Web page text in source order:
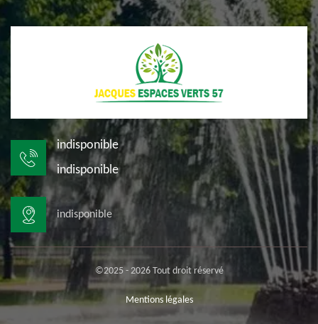
indisponible
indisponible
indisponible
©2025 - 2026 Tout droit réservé
Mentions légales